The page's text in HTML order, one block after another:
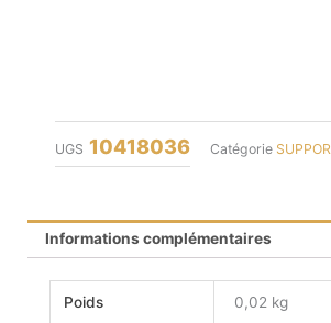
UGS 10418036 Catégorie
Informations complémentaires
Poids 0,02 kg